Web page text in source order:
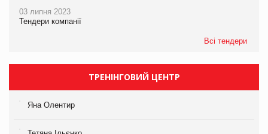
03 липня 2023
Тендери компанії
Всі тендери
ТРЕНІНГОВИЙ ЦЕНТР
Яна Олентир